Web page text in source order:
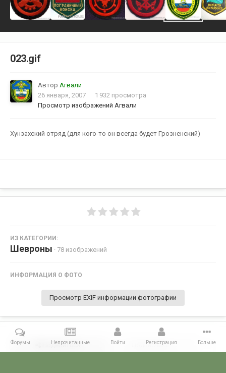
023.gif
Автор Агвали
26 января, 2007
1 932 просмотра
Просмотр изображений Агвали
Хунзахский отряд (для кого-то он всегда будет Грозненский)
ИЗ КАТЕГОРИИ:
Шевроны · 78 изображений
ИНФОРМАЦИЯ О ФОТО
Просмотр EXIF информации фотографии
Поделиться Подписчики 0
Форумы Непрочитанные Войти Регистрация Больше